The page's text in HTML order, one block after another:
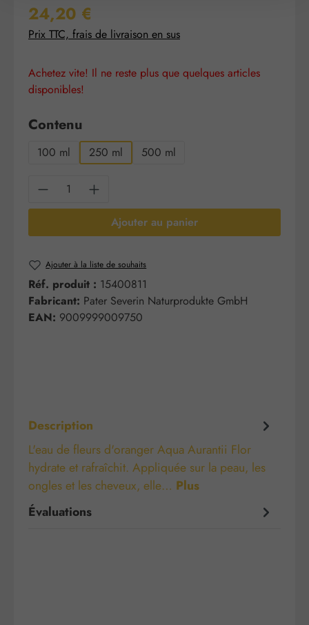
Prix régulier :
24,20 €
Prix TTC, frais de livraison en sus
Achetez vite! Il ne reste plus que quelques articles
disponibles!
Sélectionnez
Contenu
100 ml 250 ml 500 ml
Quantité de produit : Entrez la quantité
Ajouter au panier
Ajouter à la liste de souhaits
Réf. produit : 15400811
Fabricant: Pater Severin Naturprodukte GmbH
EAN: 9009999009750
Description
L'eau de fleurs d'oranger Aqua Aurantii Flor
hydrate et rafraîchit. Appliquée sur la peau, les
ongles et les cheveux, elle… Plus
Évaluations